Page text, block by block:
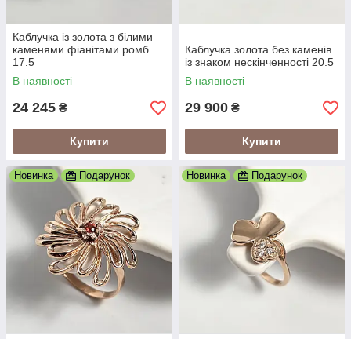
Каблучка із золота з білими
каменями фіанітами ромб
17.5
В наявності
24 245 ₴
Купити
Каблучка золота без каменів
із знаком нескінченності 20.5
В наявності
29 900 ₴
Купити
Новинка Подарунок Новинка Подарунок